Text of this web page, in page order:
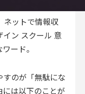
ネットで情報収
ン スクール 意
ード。
のが「無駄にな
は以下のことが